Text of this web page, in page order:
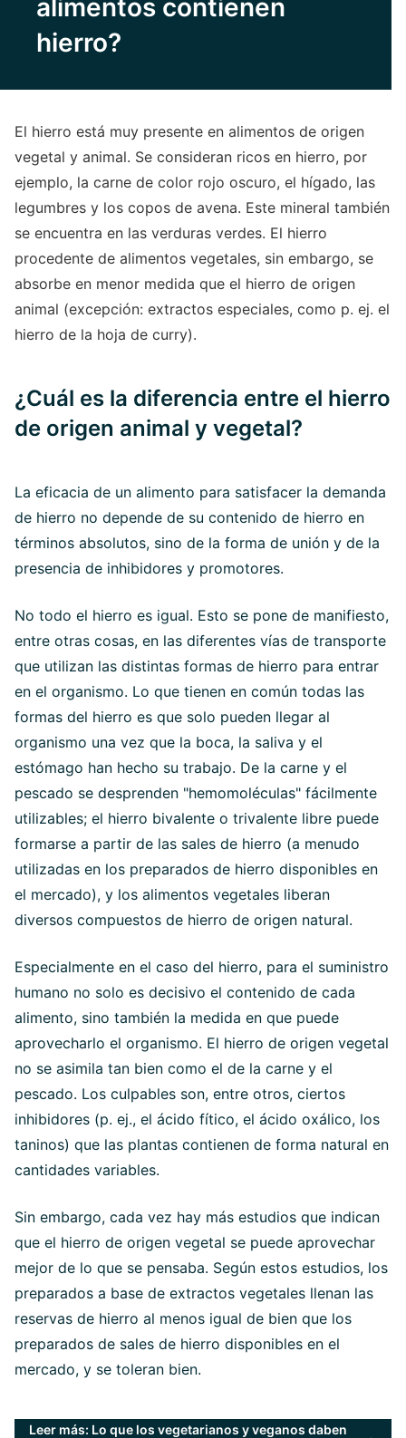
alimentos contienen
hierro?
El hierro está muy presente en alimentos de origen
vegetal y animal. Se consideran ricos en hierro, por
ejemplo, la carne de color rojo oscuro, el hígado, las
legumbres y los copos de avena. Este mineral también
se encuentra en las verduras verdes. El hierro
procedente de alimentos vegetales, sin embargo, se
absorbe en menor medida que el hierro de origen
animal (excepción: extractos especiales, como p. ej. el
hierro de la hoja de curry).
¿Cuál es la diferencia entre el hierro
de origen animal y vegetal?
La eficacia de un alimento para satisfacer la demanda
de hierro no depende de su contenido de hierro en
términos absolutos, sino de la forma de unión y de la
presencia de inhibidores y promotores.
No todo el hierro es igual. Esto se pone de manifiesto,
entre otras cosas, en las diferentes vías de transporte
que utilizan las distintas formas de hierro para entrar
en el organismo. Lo que tienen en común todas las
formas del hierro es que solo pueden llegar al
organismo una vez que la boca, la saliva y el
estómago han hecho su trabajo. De la carne y el
pescado se desprenden "hemomoléculas" fácilmente
utilizables; el hierro bivalente o trivalente libre puede
formarse a partir de las sales de hierro (a menudo
utilizadas en los preparados de hierro disponibles en
el mercado), y los alimentos vegetales liberan
diversos compuestos de hierro de origen natural.
Especialmente en el caso del hierro, para el suministro
humano no solo es decisivo el contenido de cada
alimento, sino también la medida en que puede
aprovecharlo el organismo. El hierro de origen vegetal
no se asimila tan bien como el de la carne y el
pescado. Los culpables son, entre otros, ciertos
inhibidores (p. ej., el ácido fítico, el ácido oxálico, los
taninos) que las plantas contienen de forma natural en
cantidades variables.
Sin embargo, cada vez hay más estudios que indican
que el hierro de origen vegetal se puede aprovechar
mejor de lo que se pensaba. Según estos estudios, los
preparados a base de extractos vegetales llenan las
reservas de hierro al menos igual de bien que los
preparados de sales de hierro disponibles en el
mercado, y se toleran bien.
Leer más: Lo que los vegetarianos y veganos daben